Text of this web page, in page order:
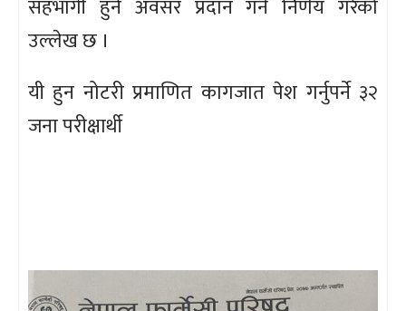
सहभागी हुने अवसर प्रदान गर्ने निर्णय गरेको
उल्लेख छ ।
यी हुन नोटरी प्रमाणित कागजात पेश गर्नुपर्ने ३२
जना परीक्षार्थी